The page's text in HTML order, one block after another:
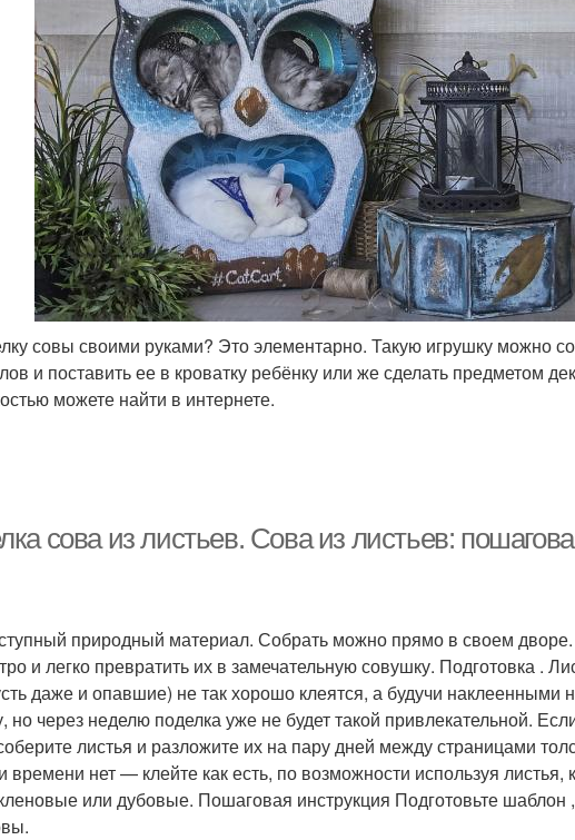
совы своими руками? Это элементарно. Такую игрушку можно
и поставить ее в кроватку ребёнку или же сделать предметом
можете найти в интернете.
сова из листьев. Сова из листьев:
природный материал. Собрать можно прямо в своем
и легко превратить их в замечательную совушку. Подготовка .
даже и опавшие) не так хорошо клеятся, а будучи наклеенными
но через неделю поделка уже не будет такой привлекательной.
листья и разложите их на пару дней между страницами
времени нет — клейте как есть, по возможности используя листья,
или дубовые. Пошаговая инструкция Подготовьте шаблон